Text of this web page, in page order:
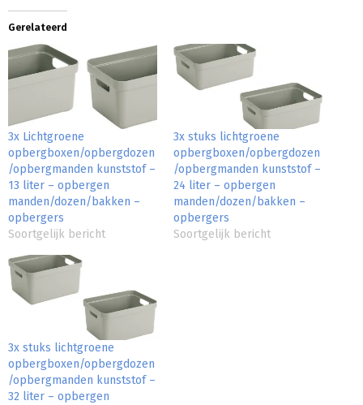
Gerelateerd
3x Lichtgroene
opbergboxen/opbergdozen
/opbergmanden kunststof –
13 liter – opbergen
manden/dozen/bakken –
opbergers
Soortgelijk bericht
3x stuks lichtgroene
opbergboxen/opbergdozen
/opbergmanden kunststof –
24 liter – opbergen
manden/dozen/bakken –
opbergers
Soortgelijk bericht
3x stuks lichtgroene
opbergboxen/opbergdozen
/opbergmanden kunststof –
32 liter – opbergen